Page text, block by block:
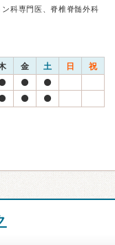
科専門医、脊椎脊髄外科
金 土 日 祝